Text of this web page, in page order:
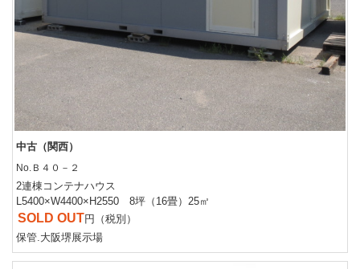
中古（関西）
No.Ｂ４０－２
2連棟コンテナハウス
L5400×W4400×H2550 8坪（16畳）25㎡
SOLD OUT円（税別）
保管.大阪堺展示場